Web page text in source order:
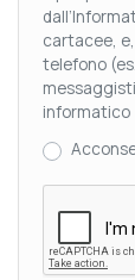
cartacee,
telefono
informatico